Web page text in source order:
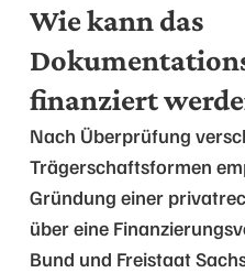
Wie kann das
finanziert
Nach Überprüfung
Trägerschaftsformen
Gründung einer
über eine
Bund und Freistaat